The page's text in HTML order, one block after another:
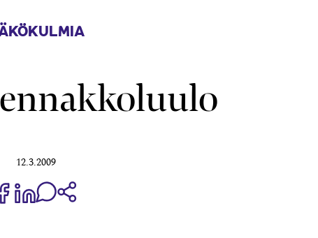
12.3.2009
Jaa Share on Facebook
Jaa Share on LinkedIn
Jaa WhatsApp-viestinä